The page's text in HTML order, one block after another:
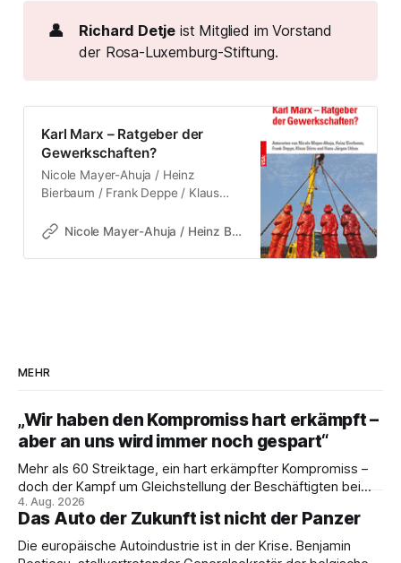
👤 Richard Detje ist Mitglied im Vorstand
der Rosa-Luxemburg-Stiftung.
Karl Marx – Ratgeber der
Gewerkschaften?
Nicole Mayer-Ahuja / Heinz
Bierbaum / Frank Deppe / Klaus
Marx – Ratgeber der
der sie einst als »organisierende
Leseprobe: www.vsa-verlag.de-
Mayer-Ahuja-ua-Marx-
Gewerkschaften.pdf0.9 M Auf 200
Jahre Karl Marx folgen 70 Jahre
Deutscher Gewerkschaftsbund
nach dessen Neugründung im
miteinander zu tun? Vordergründig
Nicole Mayer-Ahuja / Heinz Bierbaum / Frank Deppe / Klaus Dörre / Hans-Jürgen Urban
MEHR
„Wir haben den Kompromiss hart erkämpft –
aber an uns wird immer noch gespart“
Mehr als 60 Streiktage, ein hart erkämpfter Kompromiss –
doch der Kampf um Gleichstellung der Beschäftigten bei
den Vivantes-Töchtern geht weiter. Im Gespräch mit Julia-
C. Stange zieht Nicodem Tomkowiak Bilanz des
Erzwingungsstreiks und formuliert klare Erwartungen an die
Politik.
4. Aug. 2026
Das Auto der Zukunft ist nicht der Panzer
Die europäische Autoindustrie ist in der Krise. Benjamin